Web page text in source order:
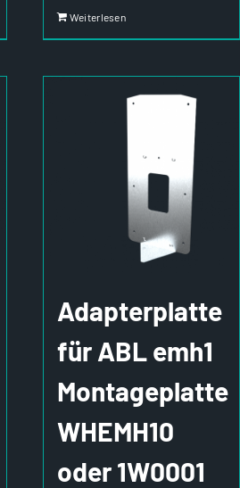
Weiterlesen
Adapterplatte
für ABL emh1
Montageplatte
WHEMH10
oder 1W0001